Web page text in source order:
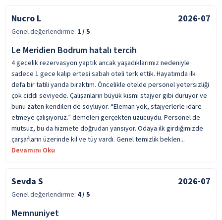
Nucro L 2026-07
Genel değerlendirme: 1/ 5
Le Meridien Bodrum hatalı tercih
4 gecelik rezervasyon yaptık ancak yaşadıklarımız nedeniyle
sadece 1 gece kalıp ertesi sabah oteli terk ettik. Hayatımda ilk
defa bir tatili yarıda bıraktım. Öncelikle otelde personel yetersizliği
çok ciddi seviyede. Çalışanların büyük kısmı stajyer gibi duruyor ve
bunu zaten kendileri de söylüyor. “Eleman yok, stajyerlerle idare
etmeye çalışıyoruz.” demeleri gerçekten üzücüydü. Personel de
mutsuz, bu da hizmete doğrudan yansıyor. Odaya ilk girdiğimizde
çarşafların üzerinde kıl ve tüy vardı. Genel temizlik beklen...
Devamını Oku
Sevda S 2026-07
Genel değerlendirme: 4/ 5
Memnuniyet